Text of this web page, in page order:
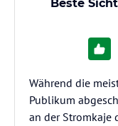
Beste
Während die
Publikum
an der Stromkaje